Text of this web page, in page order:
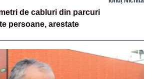
de cabluri din parcuri
persoane, arestate